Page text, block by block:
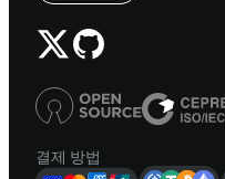
결제 방법